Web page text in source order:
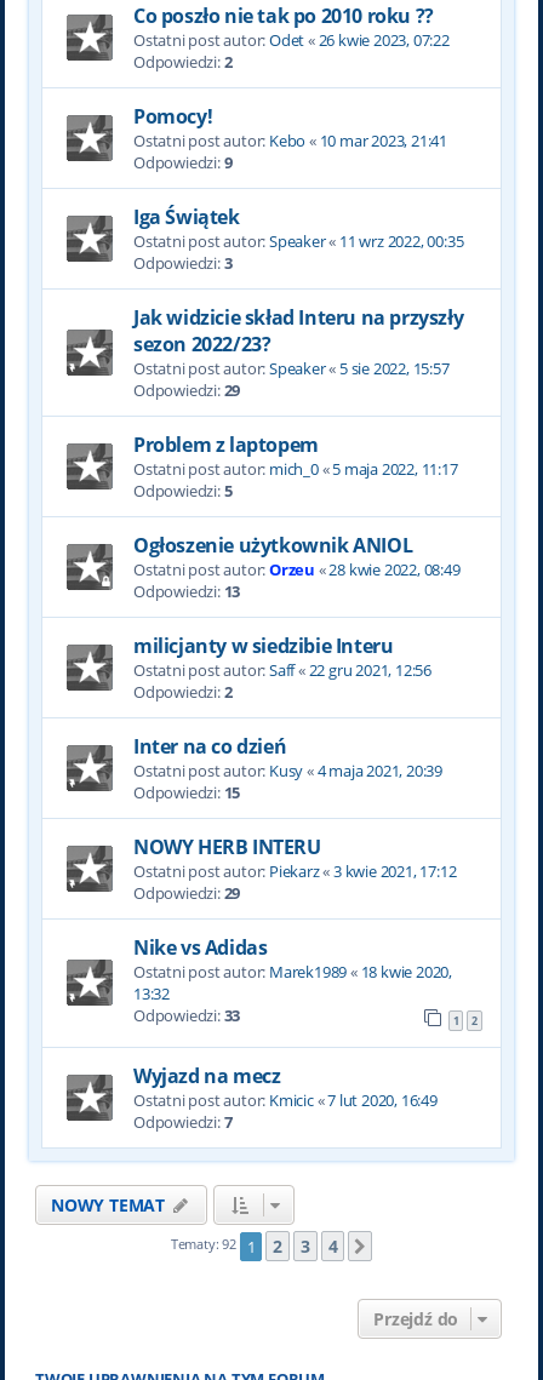
Co poszło nie tak po 2010 roku ??
Ostatni post autor:Odet«26 kwie 2023, 07:22
Odpowiedzi:2
Pomocy!
Ostatni post autor: Kebo « 10 mar 2023, 21:41
Odpowiedzi:9
Iga Świątek
Ostatni post autor:Speaker« 11 wrz 2022, 00:35
Odpowiedzi:3
Jak widzicie skład Interu na przyszły
sezon 2022/23?
Ostatni post autor:Speaker« 5 sie 2022, 15:57
Odpowiedzi:29
Problem z laptopem
Ostatni post autor: mich_0«5 maja 2022, 11:17
Odpowiedzi:5
Ogłoszenie użytkownik ANIOL
Ostatni post autor:Orzeu «28 kwie 2022, 08:49
Odpowiedzi: 13
milicjanty w siedzibie Interu
Ostatni post autor:Saff«22 gru 2021, 12:56
Odpowiedzi:2
Inter na co dzień
Ostatni post autor: Kusy«4 maja 2021, 20:39
Odpowiedzi: 15
NOWY HERB INTERU
Ostatni post autor: Piekarz«3 kwie 2021, 17:12
Odpowiedzi:29
Nike vs Adidas
Ostatni post autor: Marek1989« 18 kwie 2020,
13:32
Odpowiedzi:33 1 2
Wyjazd na mecz
Ostatni post autor: Kmicic«7 lut 2020, 16:49
Odpowiedzi:7
NOWY TEMAT
Tematy: 92 1 2 3 4
Przejdź do